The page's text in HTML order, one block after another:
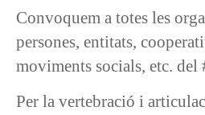
Convoquem a totes les
persones, entitats,
moviments socials, etc. del
Per la vertebració i